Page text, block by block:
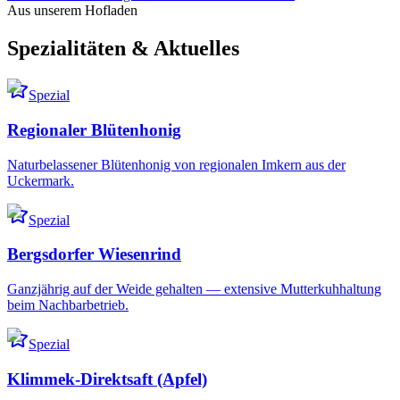
Aus unserem Hofladen
Spezialitäten & Aktuelles
Spezial
Regionaler Blütenhonig
Naturbelassener Blütenhonig von regionalen Imkern aus der
Uckermark.
Spezial
Bergsdorfer Wiesenrind
Ganzjährig auf der Weide gehalten — extensive Mutterkuhhaltung
beim Nachbarbetrieb.
Spezial
Klimmek-Direktsaft (Apfel)